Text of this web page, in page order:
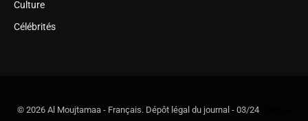
Culture
Célébrités
© 2026 Al Moujtamaa - Français. Dépôt légal du journal - 03/24